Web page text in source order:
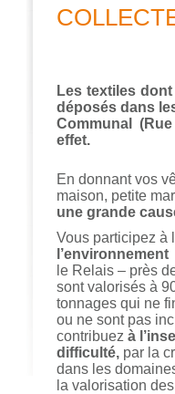
Les textiles
déposés dans
Communal
effet.
En donnant vos
maison, petite
une grande
Vous participez à
l’environnement
le Relais – près
sont valorisés à
tonnages qui ne
ou ne sont pas
contribuez à
difficulté, par la
dans les
la valorisation